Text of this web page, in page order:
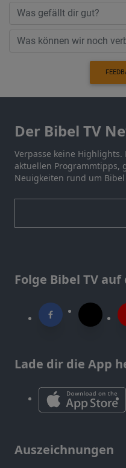
Der Bibel TV
Verpasse keine
aktuellen Programmtipps,
Neuigkeiten rund um
Folge Bibel TV
Lade dir die App
Auszeichnungen